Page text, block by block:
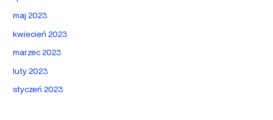
maj 2023
kwiecień 2023
marzec 2023
luty 2023
styczeń 2023